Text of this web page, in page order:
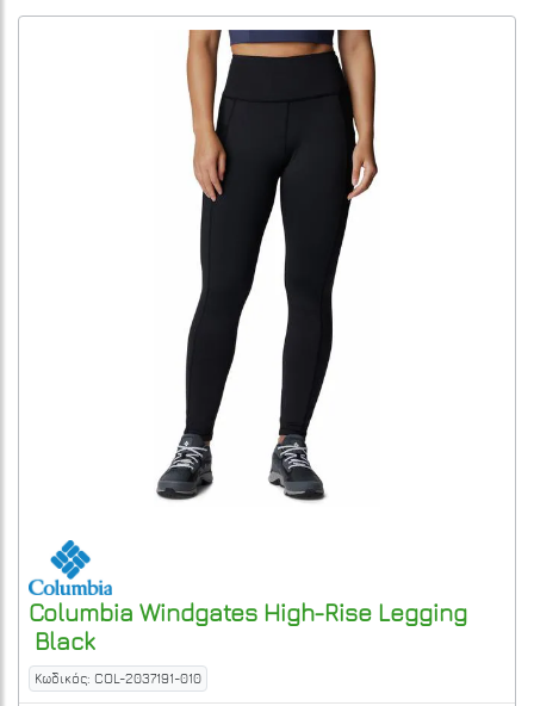
Columbia Windgates High-Rise Legging
Black
Κωδικός: COL-2037191-010